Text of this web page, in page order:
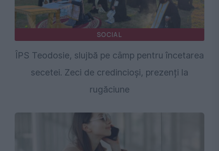
SOCIAL
ÎPS Teodosie, slujbă pe câmp pentru încetarea
secetei. Zeci de credincioși, prezenți la
rugăciune